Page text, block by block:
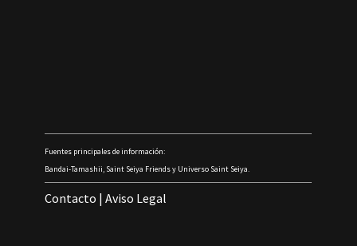
Fuentes principales de información:
Bandai-Tamashii, Saint Seiya Friends y Universo Saint Seiya.
Contacto |Aviso Legal